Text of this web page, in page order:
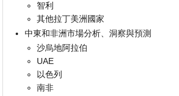
智利
其他拉丁美洲國家
中東和非洲市場分析、洞察與預測
沙烏地阿拉伯
UAE
以色列
南非